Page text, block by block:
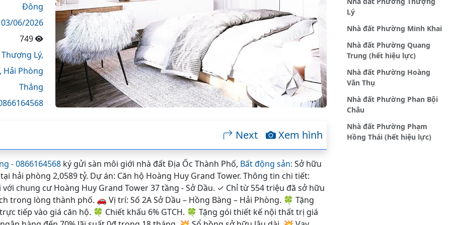
Đông
03/06/2026
749
Lý,
Hải Phòng
Thắng
Xem hình
Next
- 0866164568 ký gửi sàn môi giới nhà đất Địa Ốc Thành Phố, Bất động sản: Sở hữu
hải phòng 2,0589 tỷ. Dự án: Căn hộ Hoàng Huy Grand Tower. Thông tin chi tiết:
chung cư Hoàng Huy Grand Tower 37 tầng - Sở Dầu. ✓ Chỉ từ 554 triệu đã sở hữu
trong lòng thành phố. 🚗 Vị trí: Số 2A Sở Dầu – Hồng Bàng – Hải Phòng. 🍀 Tặng
tiếp vào giá căn hộ. 🍀 Chiết khấu 6% GTCH. 🍀 Tặng gói thiết kế nội thất trị giá
Lý
Nhà đất Phường Minh Khai
Nhà đất Phường Quang
Trung (hết hiệu lực)
Nhà đất Phường Hoàng
Văn Thụ
Nhà đất Phường Phan Bội
Châu
Nhà đất Phường Phạm
Hồng Thái (hết hiệu lực)